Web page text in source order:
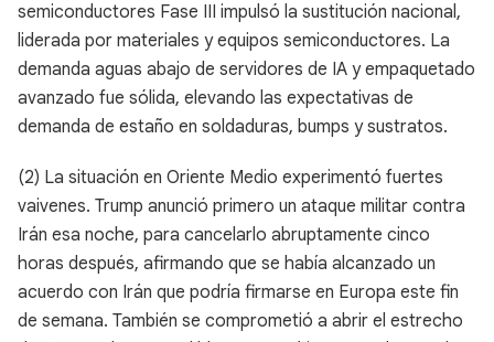
semiconductores Fase III impulsó la sustitución nacional,
liderada por materiales y equipos semiconductores. La
demanda aguas abajo de servidores de IA y empaquetado
avanzado fue sólida, elevando las expectativas de
demanda de estaño en soldaduras, bumps y sustratos.
(2) La situación en Oriente Medio experimentó fuertes
vaivenes. Trump anunció primero un ataque militar contra
Irán esa noche, para cancelarlo abruptamente cinco
horas después, afirmando que se había alcanzado un
acuerdo con Irán que podría firmarse en Europa este fin
de semana. También se comprometió a abrir el estrecho